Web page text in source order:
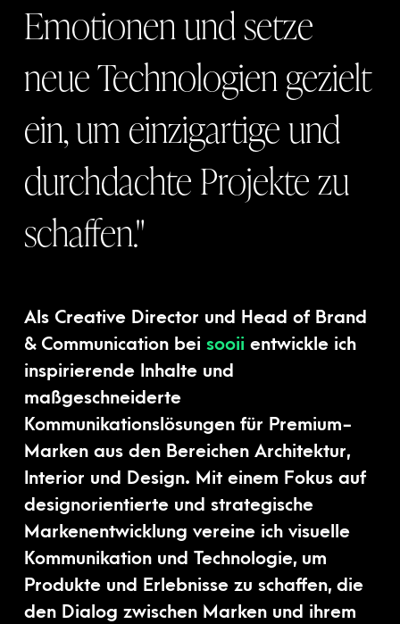
Emotionen und setze
neue Technologien gezielt
ein, um einzigartige und
durchdachte Projekte zu
schaffen."
Als Creative Director und Head of Brand
& Communication beisooii entwickle ich
inspirierende Inhalte und
maßgeschneiderte
Kommunikationslösungen für Premium-
Marken aus den Bereichen Architektur,
Interior und Design. Mit einem Fokus auf
designorientierte und strategische
Markenentwicklung vereine ich visuelle
Kommunikation und Technologie, um
Produkte und Erlebnisse zu schaffen, die
den Dialog zwischen Marken und ihrem